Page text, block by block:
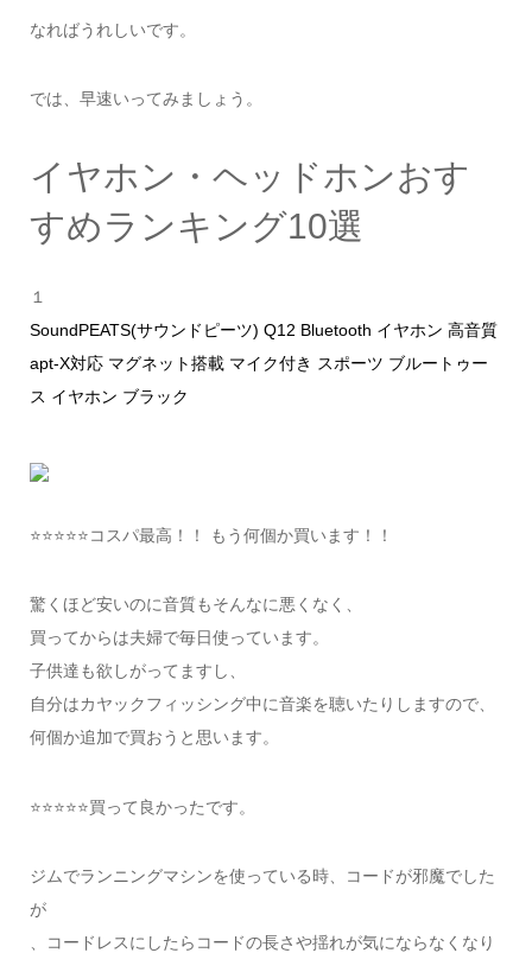
なればうれしいです。
では、早速いってみましょう。
イヤホン・ヘッドホンおす
すめランキング10選
１
SoundPEATS(サウンドピーツ) Q12 Bluetooth イヤホン 高音質
apt-X対応 マグネット搭載 マイク付き スポーツ ブルートゥー
ス イヤホン ブラック
⭐️⭐️⭐️⭐️⭐️コスパ最高！！ もう何個か買います！！
驚くほど安いのに音質もそんなに悪くなく、
買ってからは夫婦で毎日使っています。
子供達も欲しがってますし、
自分はカヤックフィッシング中に音楽を聴いたりしますので、
何個か追加で買おうと思います。
⭐️⭐️⭐️⭐️⭐️買って良かったです。
ジムでランニングマシンを使っている時、コードが邪魔でした
が
、コードレスにしたらコードの長さや揺れが気にならなくなり